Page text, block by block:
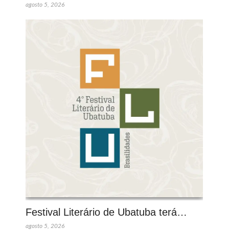
agosto 5, 2026
Festival Literário de Ubatuba terá…
agosto 5, 2026